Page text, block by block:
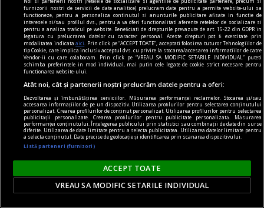
generațiile viitoare
Îți amintești de clipele petrecute în copilărie
când stăteai cufundat în paginile unei cărți
captivante?
furnizorii nostri de servicii de date analitice) prelucram date pentru a permite website-ului sa
functioneze, pentru a personaliza continutul si anunturile publicitare afisate in functie de
interesele si/sau profilul dvs., pentru a va oferi functionalitati aferente retelelor de socializare si
pentru a analiza traficul pe website. Beneficiati de drepturile prevazute de art. 15-22 din GDPR in
legatura cu prelucrarea datelor cu caracter personal. Aceste drepturi pot fi exercitate prin
modalitatea indicataaici
. Prin click pe “ACCEPT TOATE”, acceptati folosirea tuturor Tehnologiilor de
tip Cookie, care implica inclusiv acceptul dvs. cu privire la stocarea/accesarea informatiilor de catre
Vendor-ii cu care colaboram. Prin click pe “VREAU SA MODIFIC SETARILE INDIVIDUAL” puteti
schimba preferintele in mod individual, mai putin cele legate de cookie strict necesare pentru
functionarea website-ului.
Atât noi, cât și partenerii noștri prelucrăm datele pentru a oferi:
Dezvoltarea și îmbunătățirea serviciilor. Măsurarea performanței reclamelor. Stocarea și/sau
accesarea informațiilor de pe un dispozitiv. Utilizarea profilurilor pentru selectarea conținutului
personalizat. Crearea profilurilor de conținut personalizat. Utilizarea profilurilor pentru selectarea
publicității personalizate. Crearea profilurilor pentru publicitate personalizată. Măsurarea
performanței conținutului. Înțelegerea publicului prin statistici sau combinații de date din surse
diferite. Utilizarea de date limitate pentru a selecta publicitatea. Utilizarea datelor limitate pentru
a selecta conținutul. Date precise de geolocație și identificarea prin scanarea dispozitivului.
Listă parteneri (furnizori)
ACCEPT TOATE
VREAU SA MODIFIC SETARILE INDIVIDUAL